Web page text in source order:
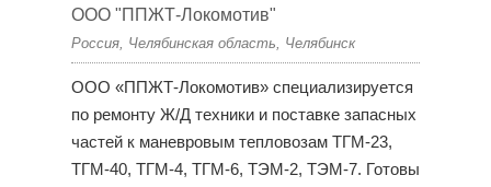
ООО "ППЖТ-Локомотив"
Россия, Челябинская область, Челябинск
ООО «ППЖТ-Локомотив» специализируется
по ремонту Ж/Д техники и поставке запасных
частей к маневровым тепловозам ТГМ-23,
ТГМ-40, ТГМ-4, ТГМ-6, ТЭМ-2, ТЭМ-7. Готовы